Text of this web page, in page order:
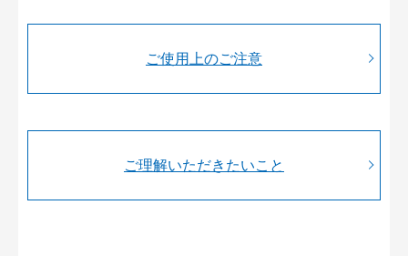
ご使用上のご注意
ご理解いただきたいこと